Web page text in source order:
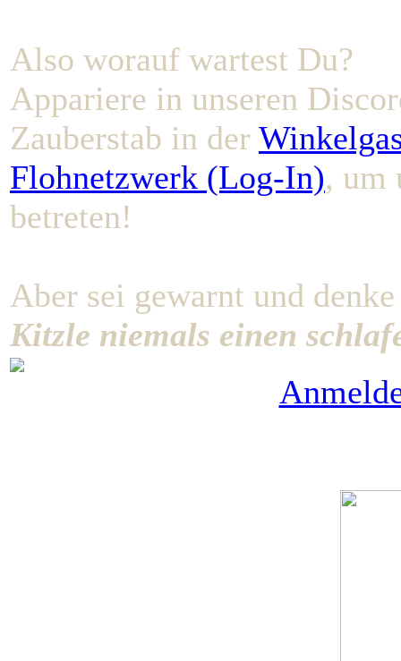
Also worauf wartest Du?
Appariere in unseren
Zauberstab in der
Flohnetzwerk (Log-In), um
betreten!
Aber sei gewarnt und
Kitzle niemals einen